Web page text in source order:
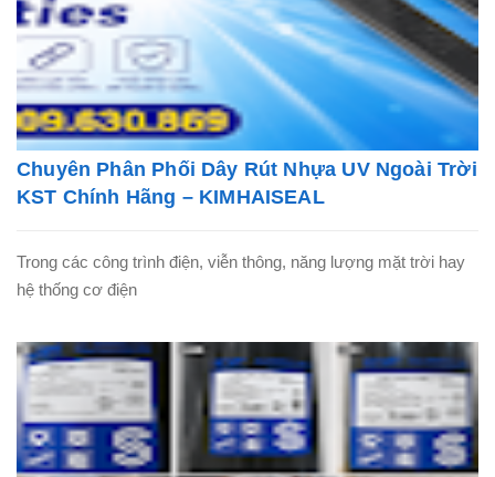
Chuyên Phân Phối Dây Rút Nhựa UV Ngoài Trời
KST Chính Hãng – KIMHAISEAL
Trong các công trình điện, viễn thông, năng lượng mặt trời hay
hệ thống cơ điện